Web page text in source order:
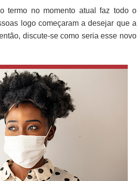
termo no momento atual faz todo o
logo começaram a desejar que a
discute-se como seria esse novo